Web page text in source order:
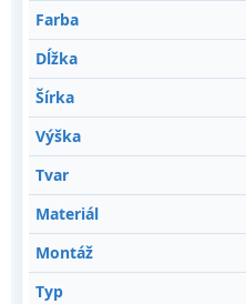
Farba
Dĺžka
Šírka
Výška
Tvar
Materiál
Montáž
Typ